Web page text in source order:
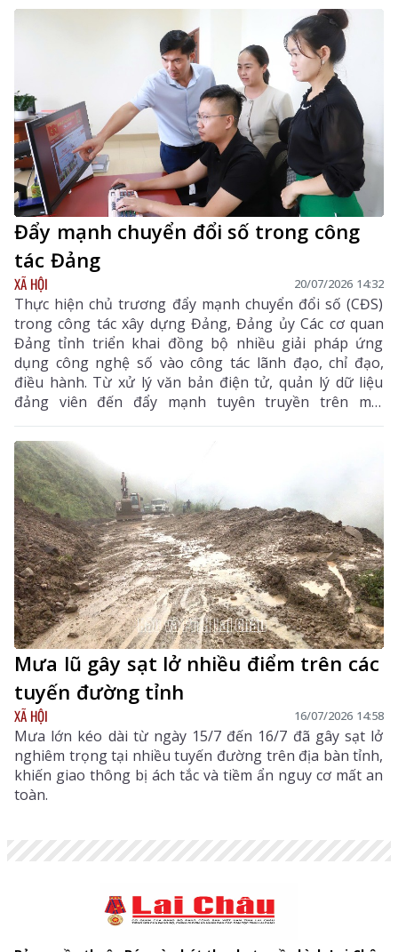
Đẩy mạnh chuyển đổi số trong công
tác Đảng
XÃ HỘI 20/07/2026 14:32
Thực hiện chủ trương đẩy mạnh chuyển đổi số (CĐS)
trong công tác xây dựng Đảng, Đảng ủy Các cơ quan
Đảng tỉnh triển khai đồng bộ nhiều giải pháp ứng
dụng công nghệ số vào công tác lãnh đạo, chỉ đạo,
điều hành. Từ xử lý văn bản điện tử, quản lý dữ liệu
đảng viên đến đẩy mạnh tuyên truyền trên môi
trường số, CĐS đã góp phần đổi mới phương thức
hoạt động, nâng cao hiệu lực, hiệu quả công tác xây
dựng Đảng, tạo nền tảng để xây dựng tổ chức Đảng
ngày càng hiện đại, đáp ứng yêu cầu nhiệm vụ trong
tình hình mới.
Mưa lũ gây sạt lở nhiều điểm trên các
tuyến đường tỉnh
XÃ HỘI 16/07/2026 14:58
Mưa lớn kéo dài từ ngày 15/7 đến 16/7 đã gây sạt lở
nghiêm trọng tại nhiều tuyến đường trên địa bàn tỉnh,
khiến giao thông bị ách tắc và tiềm ẩn nguy cơ mất an
toàn.